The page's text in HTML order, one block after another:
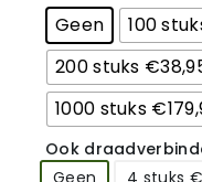
Geen
100
200 stuks
1000 stuks
Ook
Geen
4 stuks